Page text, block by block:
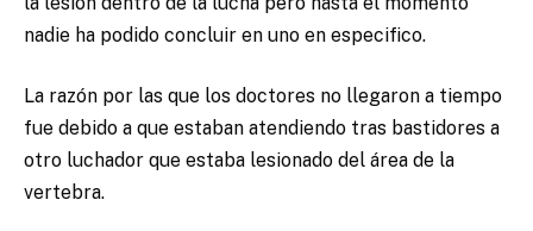
nadie ha podido concluir en uno en especifico.
La razón por las que los doctores no llegaron a tiempo
fue debido a que estaban atendiendo tras bastidores a
otro luchador que estaba lesionado del área de la
vertebra.